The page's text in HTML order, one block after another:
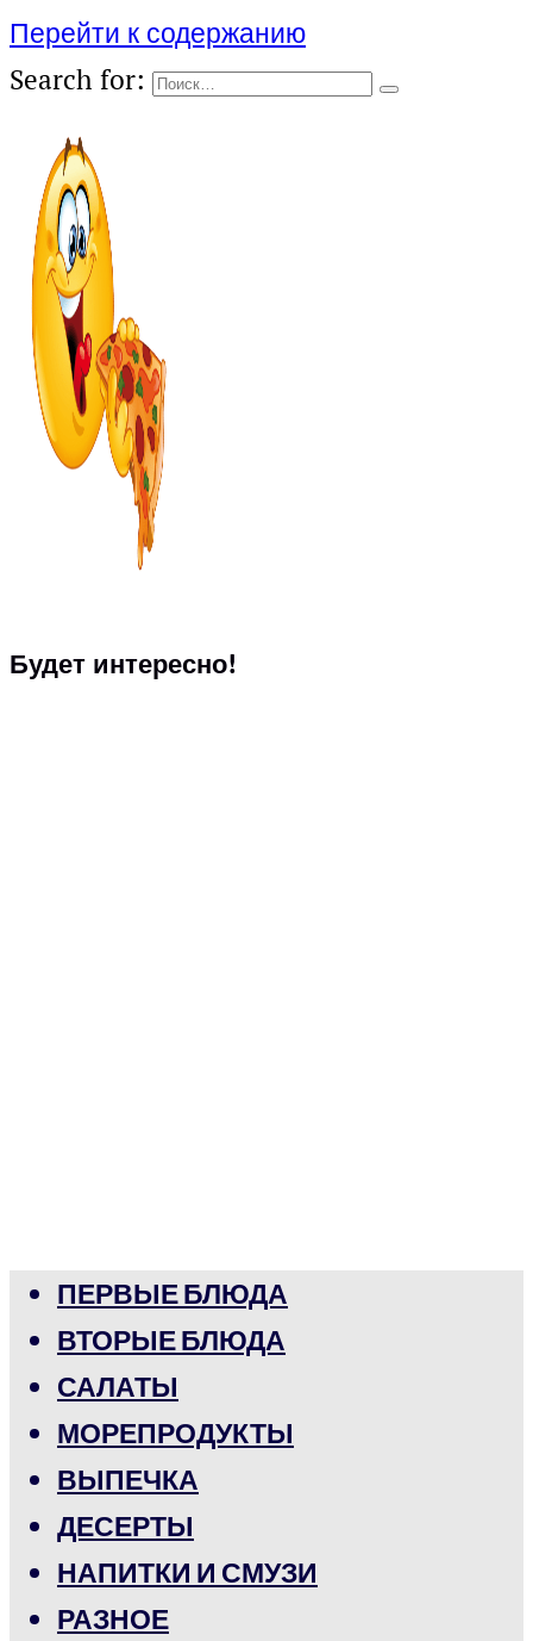
Перейти к содержанию
Search for:
Будет интересно!
ПЕРВЫЕ БЛЮДА
ВТОРЫЕ БЛЮДА
САЛАТЫ
МОРЕПРОДУКТЫ
ВЫПЕЧКА
ДЕСЕРТЫ
НАПИТКИ И СМУЗИ
РАЗНОЕ